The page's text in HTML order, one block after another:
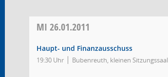
MI 26.01.2011
Haupt- und Finanzausschuss
19:30 Uhr Bubenreuth, kleinen Sitzungssaal